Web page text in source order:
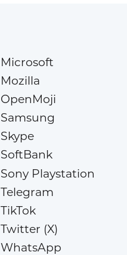
Microsoft
Mozilla
OpenMoji
Samsung
Skype
SoftBank
Sony Playstation
Telegram
TikTok
Twitter (X)
WhatsApp